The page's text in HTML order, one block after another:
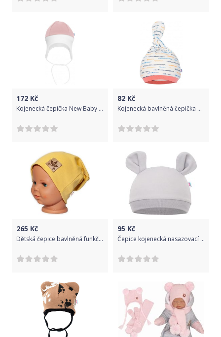
172 Kč
Kojenecká čepička New Baby The Best růžová, Růžová, 56 (0-3m)
82 Kč
Kojenecká bavlněná čepička New Baby Summertime holka, Dle obrázku, 62 (3-6m)
265 Kč
Dětská čepice bavlněná funkční - DVOJITÝ LEM hořčicová - obvod 48-50cm
95 Kč
Čepice kojenecká nasazovací bavlna - BABY MOUSE šedá - vel.68-74